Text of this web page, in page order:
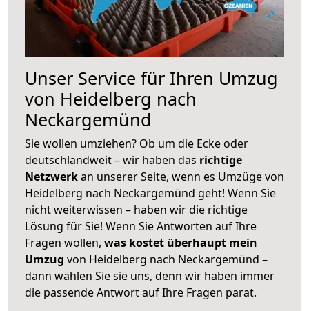
Unser Service für Ihren Umzug
von Heidelberg nach
Neckargemünd
Sie wollen umziehen? Ob um die Ecke oder
deutschlandweit – wir haben das richtige
Netzwerkan unserer Seite, wenn es Umzüge von
Heidelberg nach Neckargemünd geht! Wenn Sie
nicht weiterwissen – haben wir die richtige
Lösung für Sie! Wenn Sie Antworten auf Ihre
Fragen wollen, was kostet überhaupt mein
Umzug von Heidelberg nach Neckargemünd –
dann wählen Sie sie uns, denn wir haben immer
die passende Antwort auf Ihre Fragen parat.